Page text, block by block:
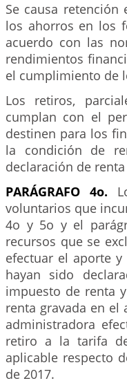
Se causa
los ahorros en los
acuerdo con las
rendimientos
el cumplimiento de
Los retiros,
cumplan con el
destinen para los
la condición de
declaración de
PARÁGRAFO 4o.
voluntarios que
4o y 5o y el
recursos que se
efectuar el aporte
hayan sido
impuesto de renta
renta gravada en el
administradora
retiro a la tarifa
aplicable respecto
de 2017.